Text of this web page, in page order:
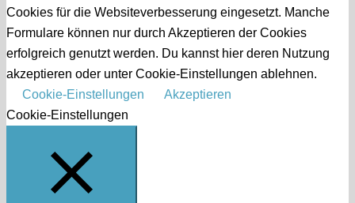
Cookies für die Websiteverbesserung eingesetzt. Manche
Formulare können nur durch Akzeptieren der Cookies
erfolgreich genutzt werden. Du kannst hier deren Nutzung
akzeptieren oder unter Cookie-Einstellungen ablehnen.
Cookie-Einstellungen
Akzeptieren
Cookie-Einstellungen